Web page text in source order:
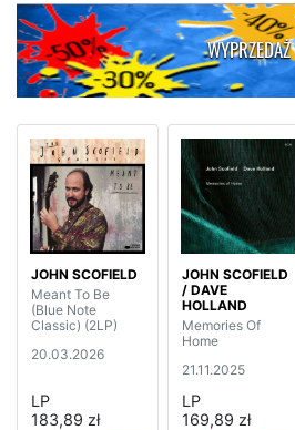
WYPRZEDAŻ
JOHN SCOFIELD
Meant To Be
(Blue Note
Classic) (2LP)
20.03.2026
LP
183,89 zł
JOHN SCOFIELD
/ DAVE
HOLLAND
Memories Of
Home
21.11.2025
LP
169,89 zł